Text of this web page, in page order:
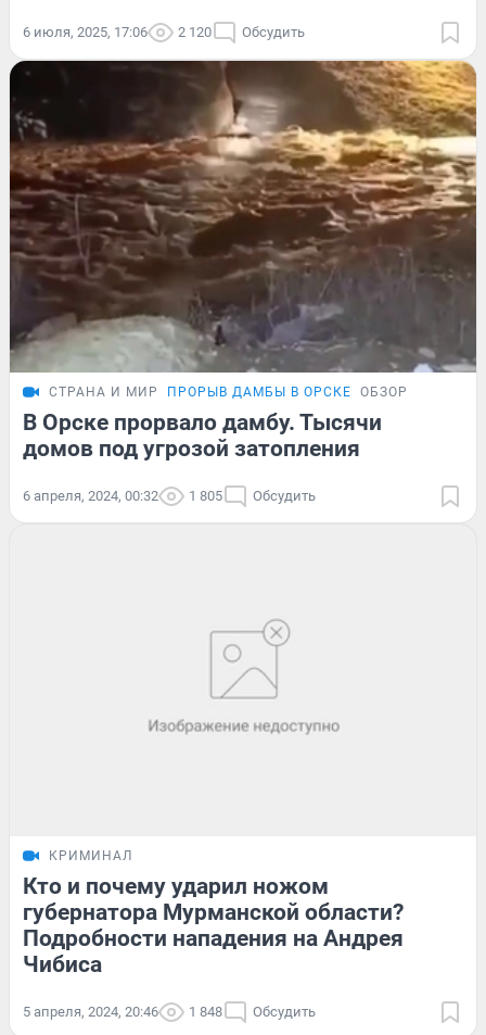
6 июля, 2025, 17:06 2 120 Обсудить
СТРАНА И МИР ПРОРЫВ ДАМБЫ В ОРСКЕ ОБЗОР
В Орске прорвало дамбу. Тысячи
домов под угрозой затопления
6 апреля, 2024, 00:32 1 805 Обсудить
КРИМИНАЛ
Кто и почему ударил ножом
губернатора Мурманской области?
Подробности нападения на Андрея
Чибиса
5 апреля, 2024, 20:46 1 848 Обсудить